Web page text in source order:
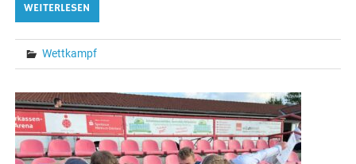
WEITERLESEN
Wettkampf